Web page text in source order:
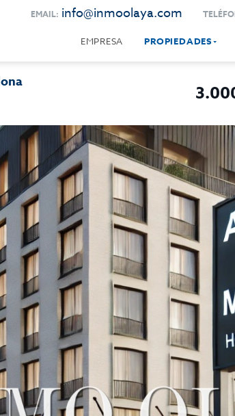
EMAIL: info@inmoolaya.com
EMPRESA PROPIEDADES